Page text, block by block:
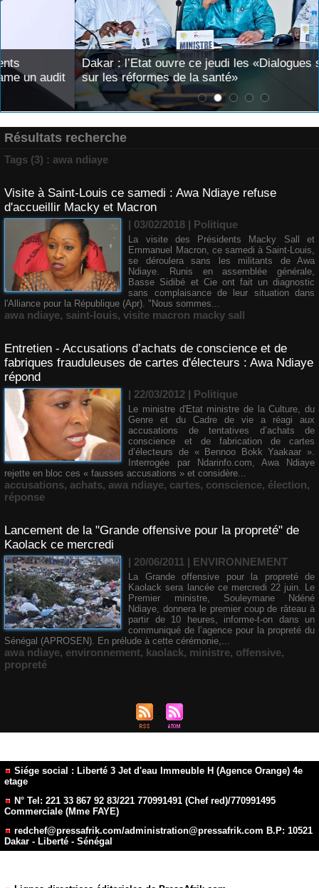
Dakar : l’Etat ouvre ce jeudi les «Dialogues stratégiques
sur les réformes de la santé»
Résultats recherche
Tags (3) : awa ndiaye
Visite à Saint-Louis ce samedi : Awa Ndiaye refuse
d'accueillir Macky et Macron
| 03/02/2018 | Politique
La visite des Présidents Macky Sall et
Emmanuel Macron, ce samedi à Saint-Louis,
se déroulera sans les militants de Awa
Ndiaye. Runis en assemblée générale,
Basse Sidibé et Cie ont fait un diagnostic
sans complaisance de leur situation dans
l'Alliance pour la République (Apr). "Nous sommes...
awa ndiaye, saint-louis, visite macron macky sall
Entretien - Accusations d’achats de conscience et de
fabriques frauduleuses de cartes d'électeurs : Awa Ndiaye
répond
| 22/03/2012 | Politique
Le ministre d'Etat ministre de la Culture, du
Genre et du Cadre de vie a réagi aux
accusations de tentatives d’achats de
conscience et de fabrication de cartes
d’électeurs de « Bennoo Bokk Yaakaar ».
Interrogée par Ndarinfo.com, Awa Ndiaye
rejette en bloc ces « fausses accusations » et considère...
accusations, achats, awa ndiaye, cartes, conscience, élection,
réponse
Lancement de la "Grande offensive pour la propreté" de
Kaolack ce mercredi
| 20/06/2011 | ENVIRONNEMENT
La Grande offensive pour la propreté de
Kaolack sera lancée ce mercredi 22 juin. Le
Premier ministre, Souleymane Ndéné
Ndiaye, donnera le premier coup de râteau à
partir de 10 heures, informe-t-on dans un
communiqué de l’agence pour la propreté du
Sénégal (APROSEN). En prélude à cette cérémonie,...
awa ndiaye, environnement, kaolack, ministre, offensive,
propreté
Siége social : Liberté 3 Jet d'eau Immeuble H (Agence Orange) 4e
etage
N° Tel: 221 33 867 92 83/221 770991491 (Chef red)/770991495
Commerciale (Mme FAYE)
redchef@pressafrik.com/administration@pressafrik.com B.P: 10521
Dakar - Liberté - Sénégal